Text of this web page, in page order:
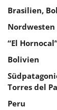
Brasilien,
“El
Bolivien
Torres del
Peru